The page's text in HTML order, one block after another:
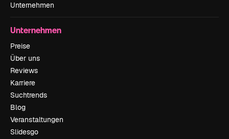
Unternehmen
Unternehmen
Preise
Über uns
Reviews
Karriere
Suchtrends
Blog
Veranstaltungen
Slidesgo